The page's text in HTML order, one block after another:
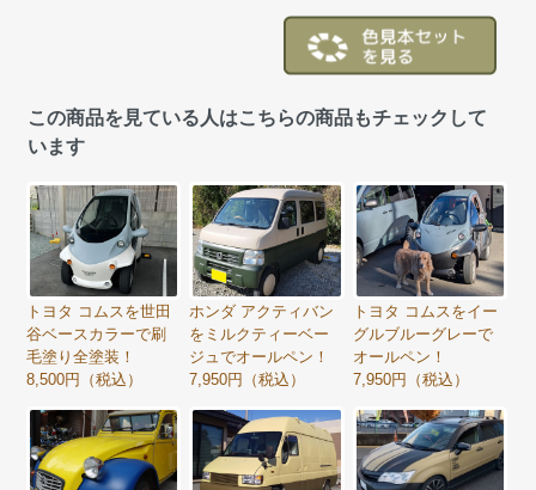
この商品を見ている人はこちらの商品もチェックして
います
トヨタ コムスを世田
谷ベースカラーで刷
毛塗り全塗装！
8,500円（税込）
ホンダ アクティバン
をミルクティーベー
ジュでオールペン！
7,950円（税込）
トヨタ コムスをイー
グルブルーグレーで
オールペン！
7,950円（税込）